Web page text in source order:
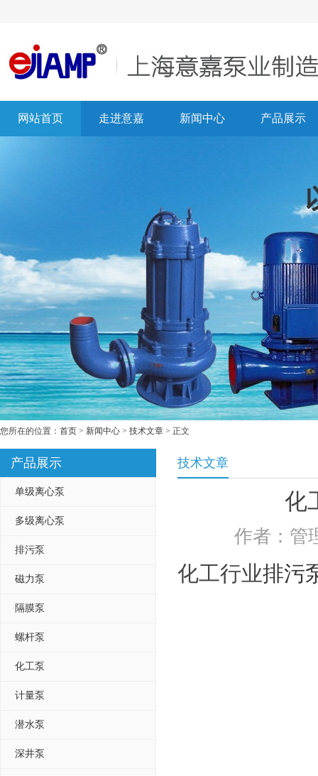
网站首页 走进意嘉 新闻中心 产品展示
您所在的位置： 首页 > 新闻中心 > 技术文章 > 正文
产品展示
单级离心泵
多级离心泵
排污泵
磁力泵
隔膜泵
螺杆泵
化工泵
计量泵
潜水泵
深井泵
技术文章
化
作者：
化工行业排污